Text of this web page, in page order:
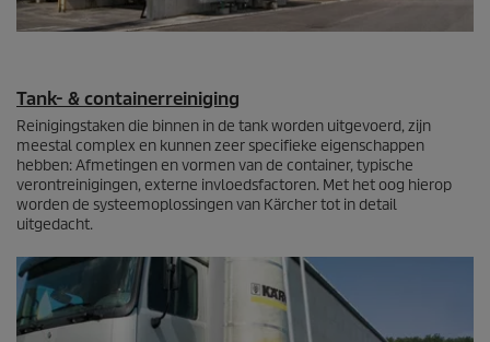
Tank- & containerreiniging
Reinigingstaken die binnen in de tank worden uitgevoerd, zijn
meestal complex en kunnen zeer specifieke eigenschappen
hebben: Afmetingen en vormen van de container, typische
verontreinigingen, externe invloedsfactoren. Met het oog hierop
worden de systeemoplossingen van Kärcher tot in detail
uitgedacht.